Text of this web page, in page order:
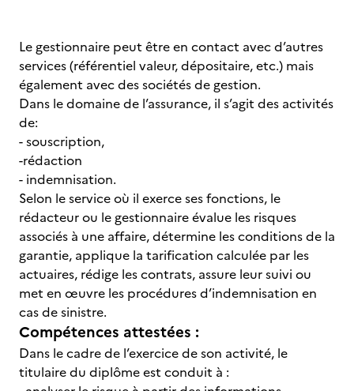
Le gestionnaire peut être en contact avec d’autres
services (référentiel valeur, dépositaire, etc.) mais
également avec des sociétés de gestion.
Dans le domaine de l’assurance, il s’agit des activités
de:
- souscription,
-rédaction
- indemnisation.
Selon le service où il exerce ses fonctions, le
rédacteur ou le gestionnaire évalue les risques
associés à une affaire, détermine les conditions de la
garantie, applique la tarification calculée par les
actuaires, rédige les contrats, assure leur suivi ou
met en œuvre les procédures d’indemnisation en
cas de sinistre.
Compétences attestées :
Dans le cadre de l’exercice de son activité, le
titulaire du diplôme est conduit à :